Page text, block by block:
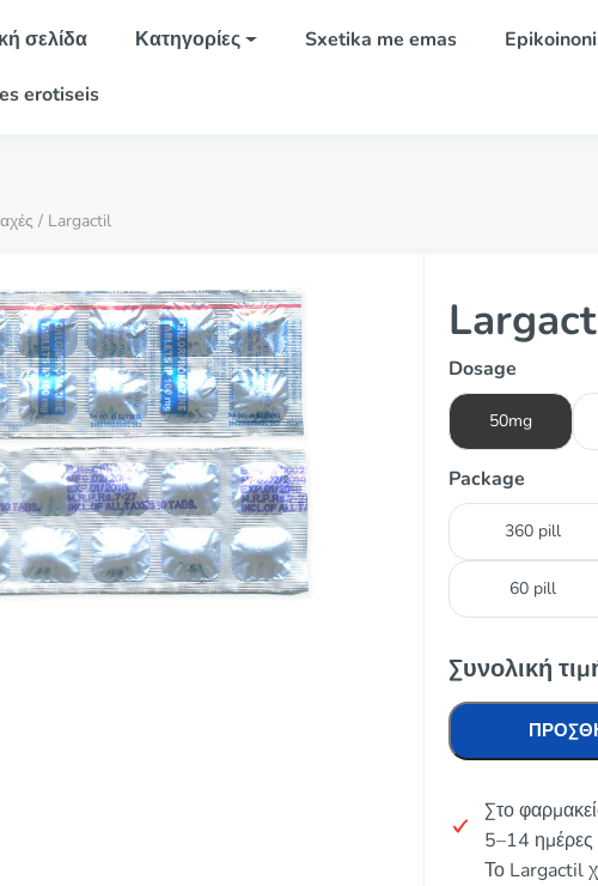
σελίδα Κατηγορίες Sxetika me emas
erotiseis
/ Largactil
Dosage
50mg
Package
360 pill
60 pill
Συνολική
Στο
5–14 ημέρες
Το Largactil